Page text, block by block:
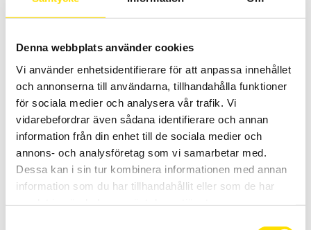
Denna webbplats använder cookies
Vi använder enhetsidentifierare för att anpassa innehållet
och annonserna till användarna, tillhandahålla funktioner
för sociala medier och analysera vår trafik. Vi
vidarebefordrar även sådana identifierare och annan
information från din enhet till de sociala medier och
annons- och analysföretag som vi samarbetar med.
Dessa kan i sin tur kombinera informationen med annan
information som du har tillhandahållit eller som de har
till
CA1864 & CA1866 IR-Termometrar
IR-termometrar med bra optik ger den noggrannaste beröringsfria
2,690.00kr–2,945.00krPrisintervall:LÄS MER